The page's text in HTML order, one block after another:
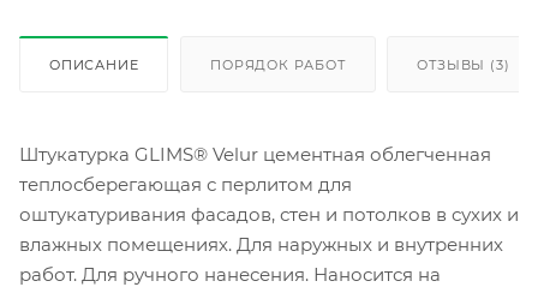
ОПИСАНИЕ ПОРЯДОК РАБОТ ОТЗЫВЫ (3)
Штукатурка GLIMS® Velur цементная облегченная
теплосберегающая с перлитом для
оштукатуривания фасадов, стен и потолков в сухих и
влажных помещениях. Для наружных и внутренних
работ. Для ручного нанесения. Наносится на